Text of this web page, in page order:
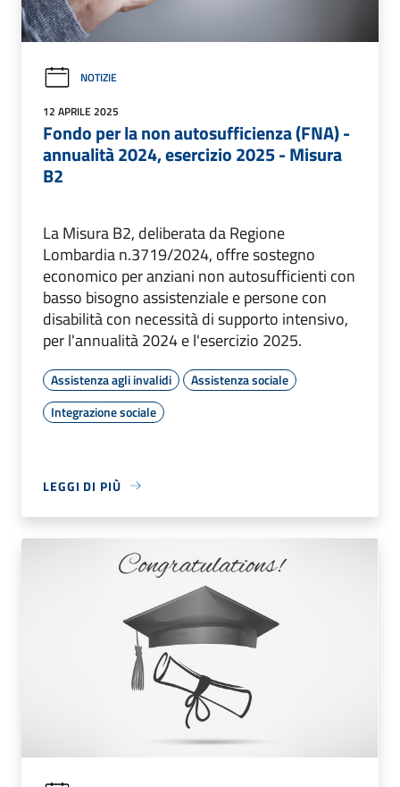
NOTIZIE
12 APRILE 2025
Fondo per la non autosufficienza (FNA) -
annualità 2024, esercizio 2025 - Misura
B2
La Misura B2, deliberata da Regione
Lombardia n.3719/2024, offre sostegno
economico per anziani non autosufficienti con
basso bisogno assistenziale e persone con
disabilità con necessità di supporto intensivo,
per l'annualità 2024 e l'esercizio 2025.
Assistenza agli invalidi
Assistenza sociale
Integrazione sociale
LEGGI DI PIÙ